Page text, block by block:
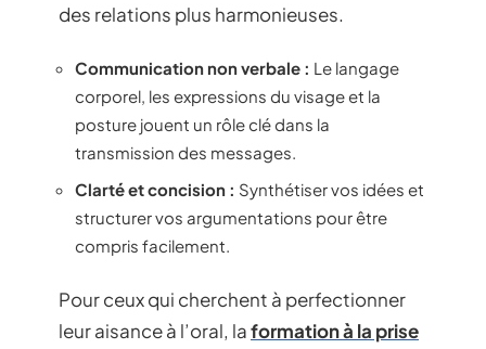
des relations plus harmonieuses.
Communication non verbale : Le langage
corporel, les expressions du visage et la
posture jouent un rôle clé dans la
transmission des messages.
Clarté et concision : Synthétiser vos idées et
structurer vos argumentations pour être
compris facilement.
Pour ceux qui cherchent à perfectionner
leur aisance à l’oral, laformation à la prise